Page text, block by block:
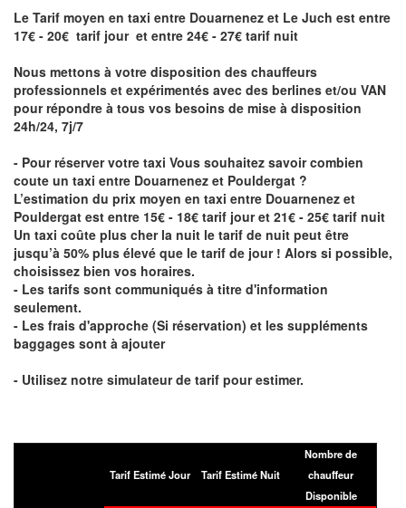
Le Tarif moyen en taxi entre Douarnenez et Le Juch est entre
17€ - 20€ tarif jour et entre 24€ - 27€ tarif nuit
Nous mettons à votre disposition des chauffeurs
professionnels et expérimentés avec des berlines et/ou VAN
pour répondre à tous vos besoins de mise à disposition
24h/24, 7j/7
- Pour réserver votre taxi Vous souhaitez savoircombien
coute un taxi entre Douarnenez et Pouldergat ?
L’estimation du prix moyen en taxi entre Douarnenez et
Pouldergat est entre 15€ - 18€ tarif jour et 21€ - 25€ tarif nuit
Un taxi coûte plus cher la nuit le tarif de nuit peut être
jusqu’à 50% plus élevé que le tarif de jour ! Alors si possible,
choisissez bien vos horaires.
- Les tarifs sont communiqués à titre d'information
seulement.
- Les frais d'approche (Si réservation) et les suppléments
baggages sont à ajouter
- Utilisez notre simulateur de tarif pour estimer.
Tarif Estimé Jour Tarif Estimé Nuit
Nombre de
chauffeur
Disponible